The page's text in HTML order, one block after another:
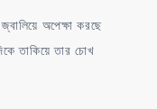
অপেক্ষা করছে
তাকিয়ে তার চোখ